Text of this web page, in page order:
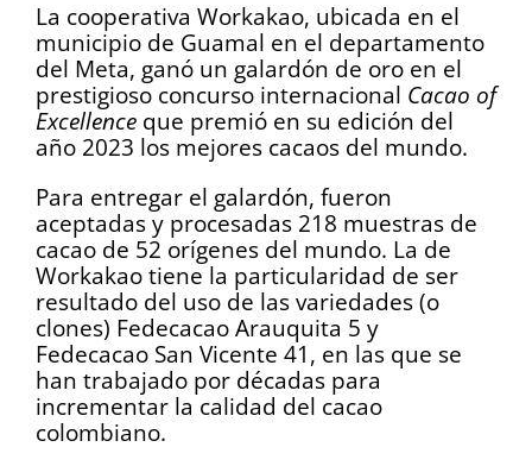
La cooperativa Workakao, ubicada en el
municipio de Guamal en el departamento
del Meta, ganó un galardón de oro en el
prestigioso concurso internacional Cacao of
Excellence que premió en su edición del
año 2023 los mejores cacaos del mundo.
Para entregar el galardón, fueron
aceptadas y procesadas 218 muestras de
cacao de 52 orígenes del mundo. La de
Workakao tiene la particularidad de ser
resultado del uso de las variedades (o
clones) Fedecacao Arauquita 5 y
Fedecacao San Vicente 41, en las que se
han trabajado por décadas para
incrementar la calidad del cacao
colombiano.